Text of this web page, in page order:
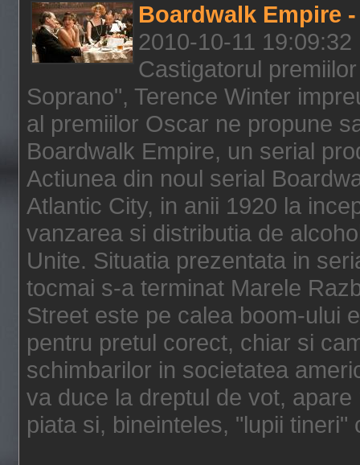
Boardwalk Empire
2010-10-11 19:09:32
Castigatorul
Soprano", Terence Winter
al premiilor Oscar ne propune
Boardwalk Empire, un serial
Actiunea din noul serial
Atlantic City, in anii 1920 la
vanzarea si distributia de
Unite. Situatia prezentata in
tocmai s-a terminat Marele
Street este pe calea boom-ului
pentru pretul corect, chiar si
schimbarilor in societatea
va duce la dreptul de vot,
piata si, bineinteles, "lupii